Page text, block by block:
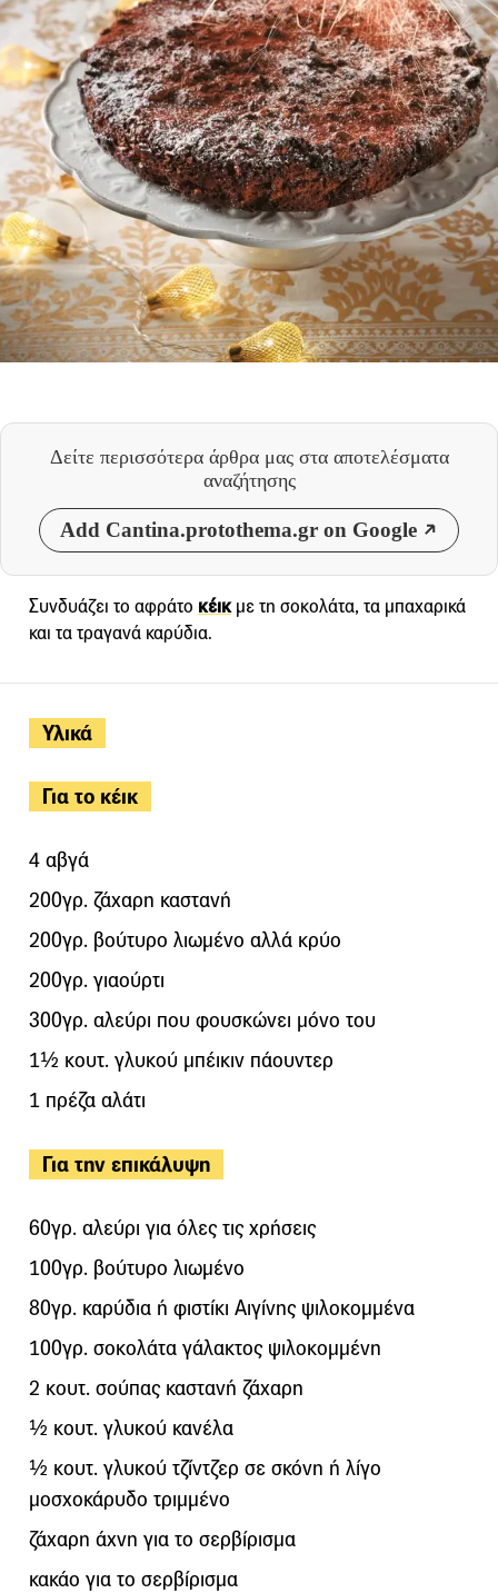
Δείτε περισσότερα άρθρα μας στα αποτελέσματα
αναζήτησης
Add Cantina.protothema.gr on Google
Υλικά
Για το κέικ
4 αβγά
200γρ. ζάχαρη καστανή
200γρ. βούτυρο λιωμένο αλλά κρύο
200γρ. γιαούρτι
300γρ. αλεύρι που φουσκώνει μόνο του
1½ κουτ. γλυκού μπέικιν πάουντερ
1 πρέζα αλάτι
Για την επικάλυψη
60γρ. αλεύρι για όλες τις χρήσεις
100γρ. βούτυρο λιωμένο
80γρ. καρύδια ή φιστίκι Αιγίνης ψιλοκομμένα
100γρ. σοκολάτα γάλακτος ψιλοκομμένη
2 κουτ. σούπας καστανή ζάχαρη
½ κουτ. γλυκού κανέλα
½ κουτ. γλυκού τζίντζερ σε σκόνη ή λίγο
μοσχοκάρυδο τριμμένο
ζάχαρη άχνη για το σερβίρισμα
κακάο για το σερβίρισμα
Συνδυάζει το αφράτο κέικμε τη σοκολάτα, τα μπαχαρικά
και τα τραγανά καρύδια.